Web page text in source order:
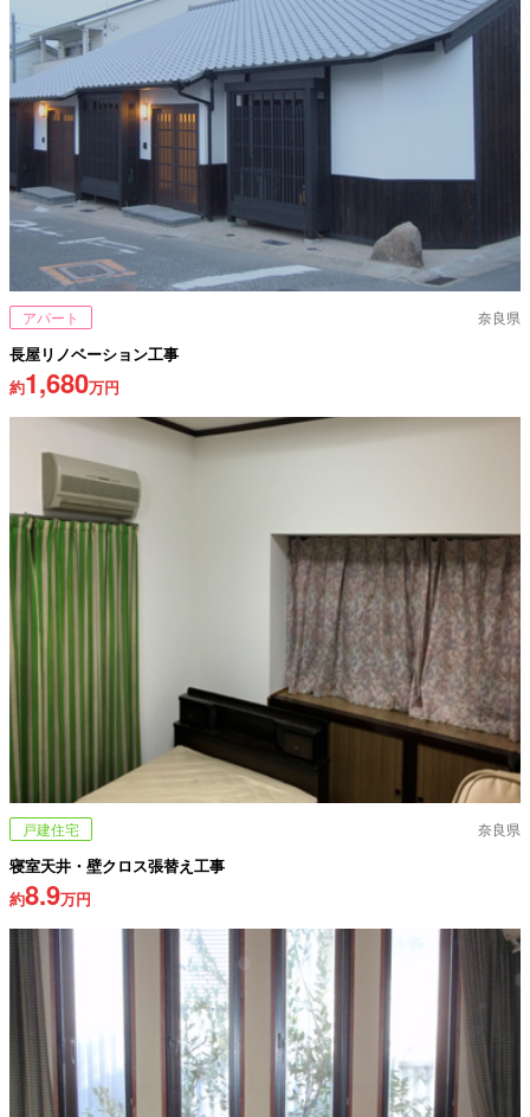
アパート 奈良県
長屋リノベーション工事
約1,680万円
戸建住宅 奈良県
寝室天井・壁クロス張替え工事
約8.9万円